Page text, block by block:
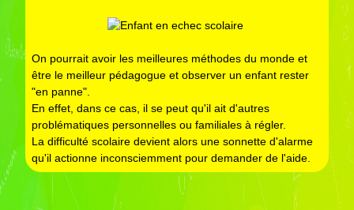
On pourrait avoir les meilleures méthodes du monde et
être le meilleur pédagogue et observer un enfant rester
"en panne".
En effet, dans ce cas, il se peut qu'il ait d'autres
problématiques personnelles ou familiales à régler.
La difficulté scolaire devient alors une sonnette d'alarme
qu'il actionne inconsciemment pour demander de l'aide.